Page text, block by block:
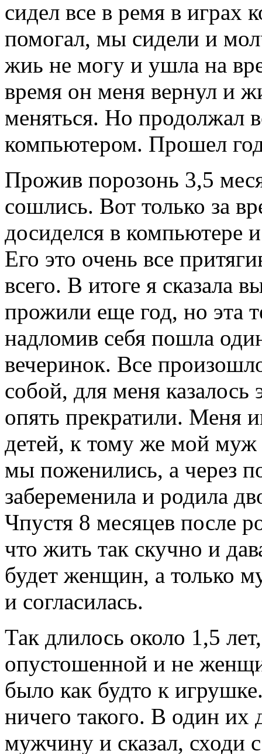
сидел все в ремя в играх
помогал, мы сидели и
жиь не могу и ушла на
время он меня вернул и
меняться. Но продолжал
компьютером. Прошел
Прожив порозонь 3,5
сошлись. Вот только за
досиделся в компьютере
Его это очень все
всего. В итоге я сказала
прожили еще год, но эта
надломив себя пошла
вечеринок. Все
собой, для меня
опять прекратили. Меня
детей, к тому же мой муж
мы поженились, а через
забеременила и родила
Чпустя 8 месяцев после
что жить так скучно и
будет женщин, а только
и согласилась.
Так длилось около 1,5
опустошенной и не
было как будто к
ничего такого. В один их
мужчину и сказал, сходи